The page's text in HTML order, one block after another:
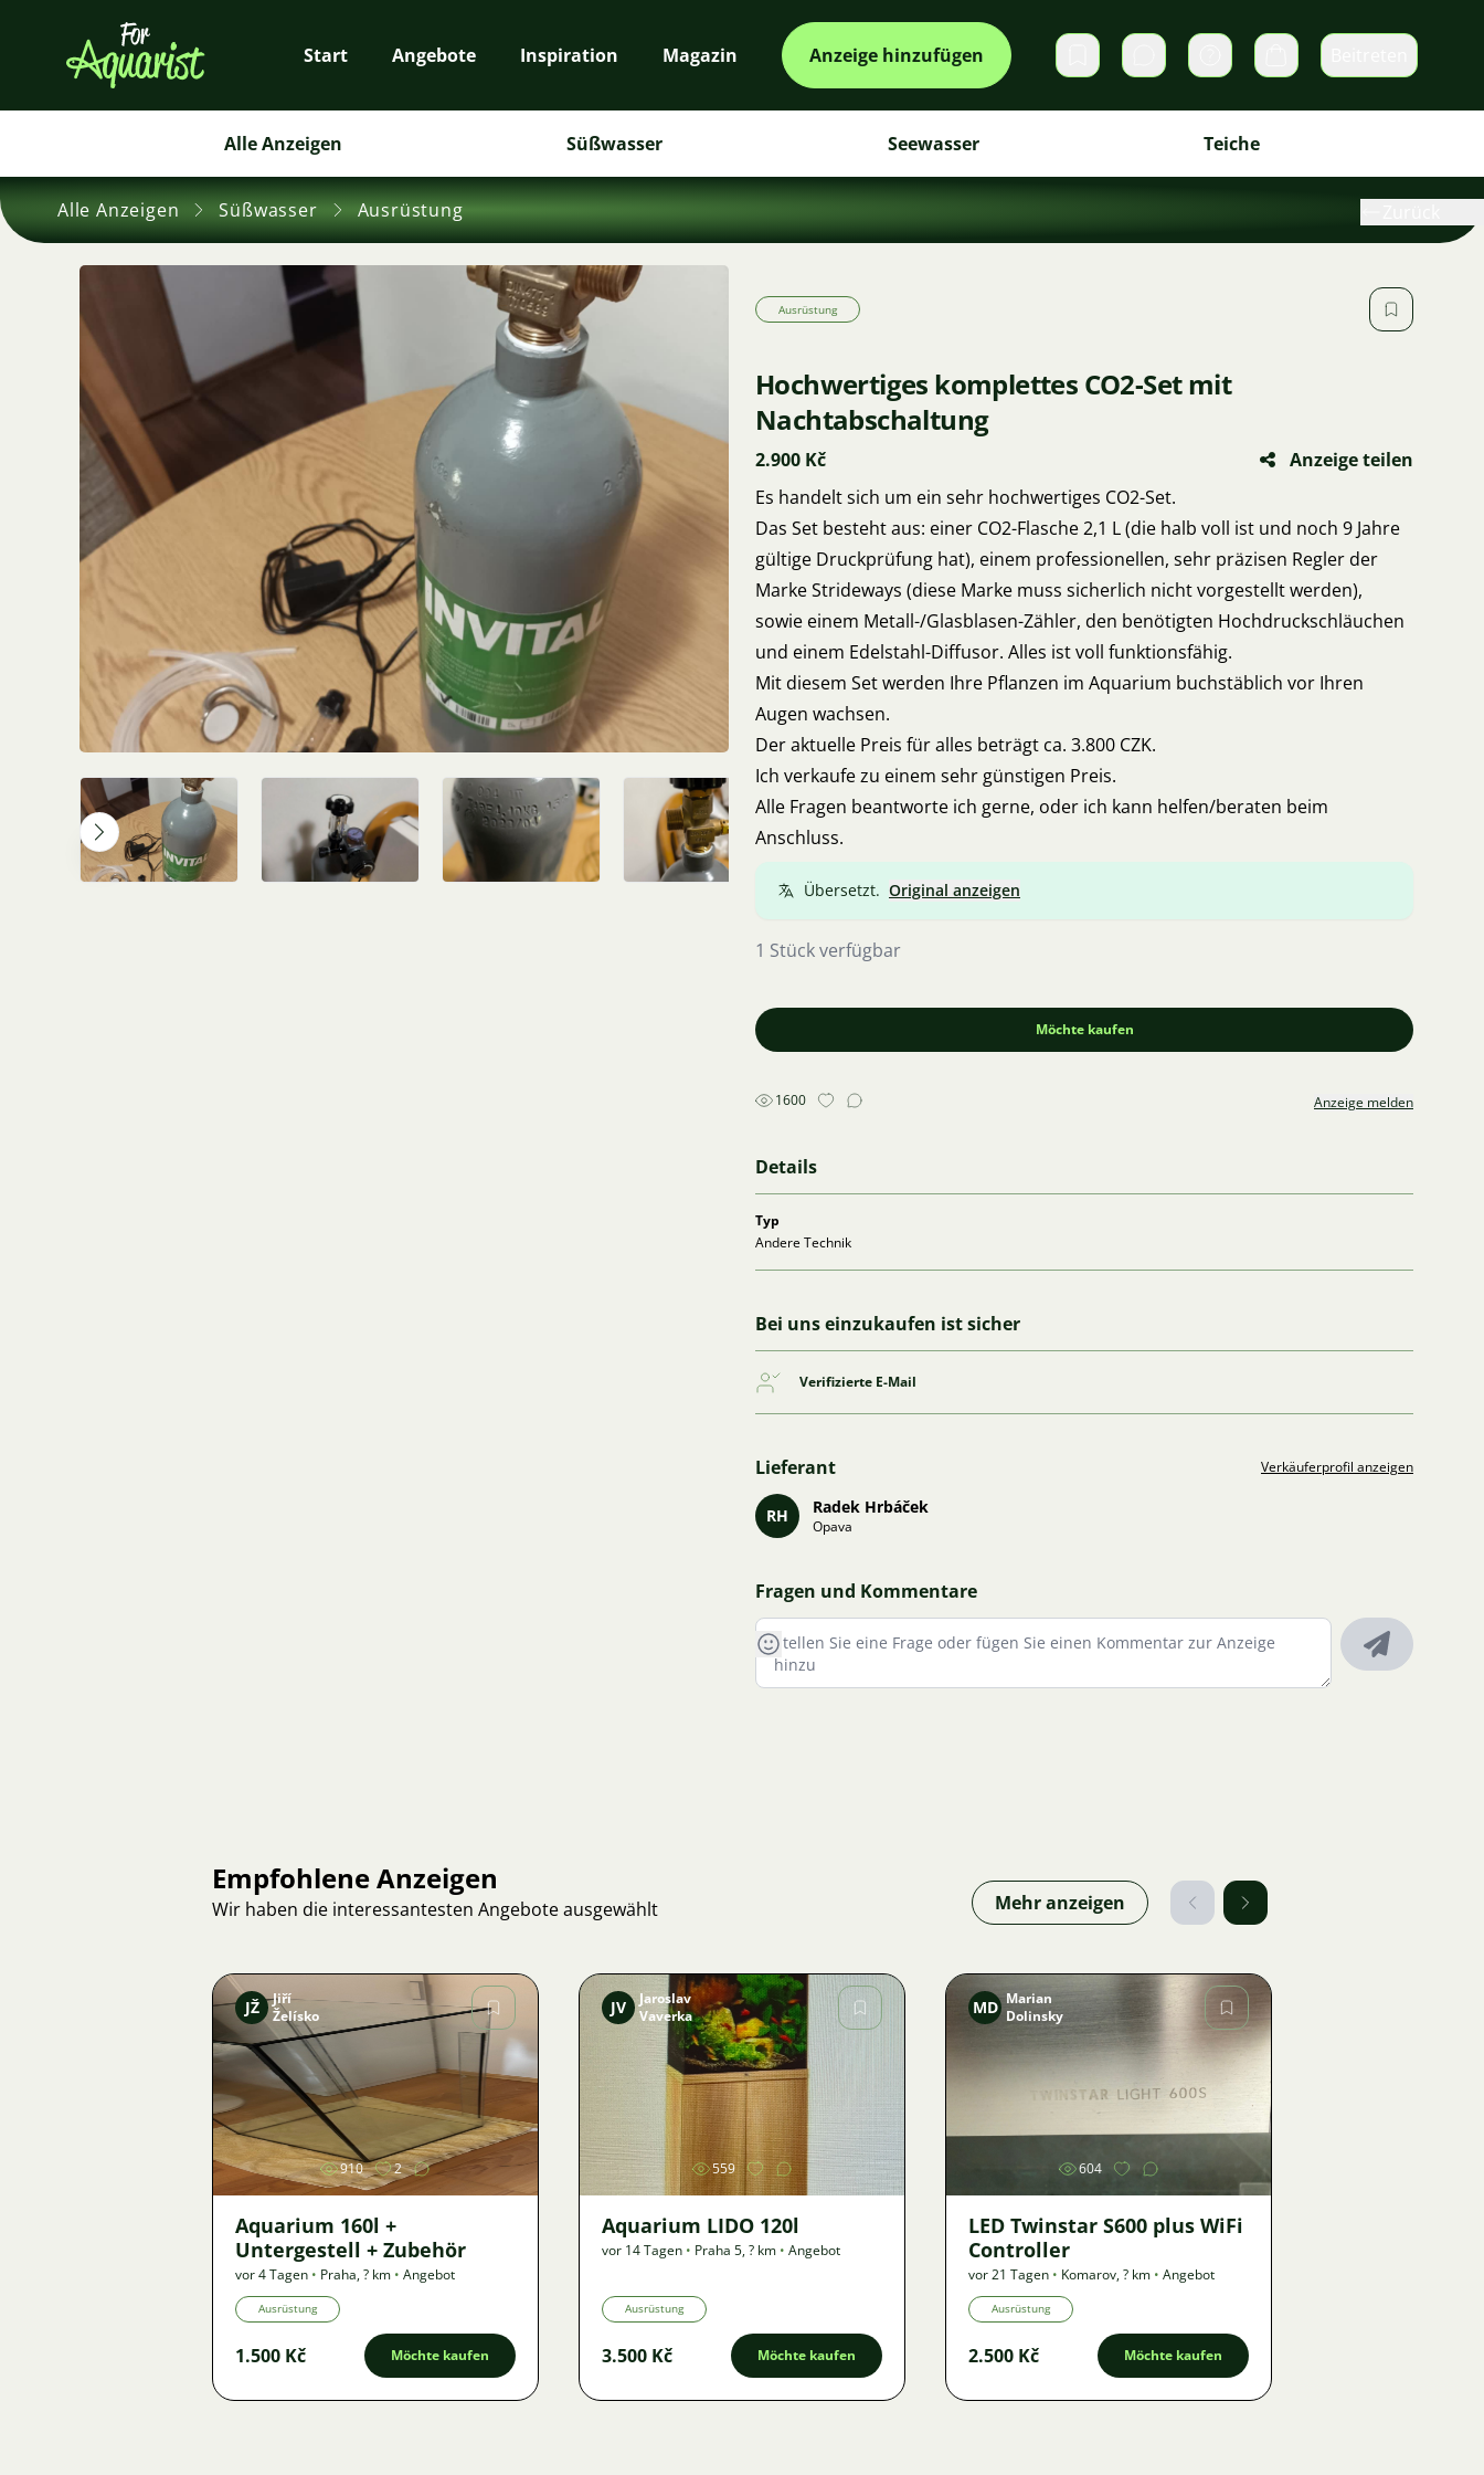
Start Angebote Inspiration Magazin Anzeige hinzufügen DirektnachrichtenWarenkorb
Alle Anzeigen Süßwasser Seewasser Teiche
Alle Anzeigen Süßwasser Ausrüstung
Ausrüstung
Hochwertiges komplettes CO2-Set mit
Nachtabschaltung
2.900 Kč
Anzeige teilen
Es handelt sich um ein sehr hochwertiges CO2-Set.
Das Set besteht aus: einer CO2-Flasche 2,1 L (die halb voll ist und noch 9 Jahre
gültige Druckprüfung hat), einem professionellen, sehr präzisen Regler der
Marke Strideways (diese Marke muss sicherlich nicht vorgestellt werden),
sowie einem Metall-/Glasblasen-Zähler, den benötigten Hochdruckschläuchen
und einem Edelstahl-Diffusor. Alles ist voll funktionsfähig.
Mit diesem Set werden Ihre Pflanzen im Aquarium buchstäblich vor Ihren
Augen wachsen.
Der aktuelle Preis für alles beträgt ca. 3.800 CZK.
Ich verkaufe zu einem sehr günstigen Preis.
Alle Fragen beantworte ich gerne, oder ich kann helfen/beraten beim
Anschluss.
Übersetzt. Original anzeigen
1 Stück verfügbar
Möchte kaufen
1600 Anzeige melden
Details
Typ
Andere Technik
Bei uns einzukaufen ist sicher
Verifizierte E-Mail
Lieferant Verkäuferprofil anzeigen
RH Radek Hrbáček
Opava
Fragen und Kommentare
Empfohlene Anzeigen
Wir haben die interessantesten Angebote ausgewählt Mehr anzeigen
Bild
JŽ
Jiří
Želísko
910 2
Aquarium 160l +
Untergestell + Zubehör
vor 4 Tagen • Praha,? km • Angebot
Ausrüstung
1.500 Kč Möchte kaufen
Bild
JV
Jaroslav
Vaverka
559
Aquarium LIDO 120l
vor 14 Tagen • Praha 5,? km • Angebot
Ausrüstung
3.500 Kč Möchte kaufen
Bild
MD Marian
Dolinsky
604
LED Twinstar S600 plus WiFi
Controller
vor 21 Tagen • Komarov,? km • Angebot
Ausrüstung
2.500 Kč Möchte kaufen